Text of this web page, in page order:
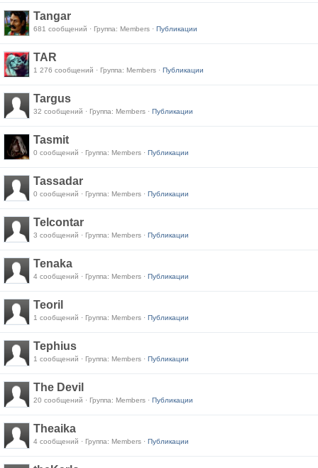
Tangar
681 сообщений · Группа: Members · Публикации
TAR
1 276 сообщений · Группа: Members · Публикации
Targus
32 сообщений · Группа: Members · Публикации
Tasmit
0 сообщений · Группа: Members · Публикации
Tassadar
0 сообщений · Группа: Members · Публикации
Telcontar
3 сообщений · Группа: Members · Публикации
Tenaka
4 сообщений · Группа: Members · Публикации
Teoril
1 сообщений · Группа: Members · Публикации
Tephius
1 сообщений · Группа: Members · Публикации
The Devil
20 сообщений · Группа: Members · Публикации
Theaika
4 сообщений · Группа: Members · Публикации